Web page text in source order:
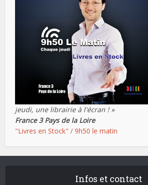
jeudi, une librairie à l'écran ! »
France 3 Pays de la Loire
"Livres en Stock" / 9h50 le matin
Infos et contact